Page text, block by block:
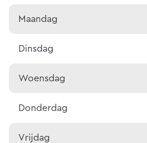
Maandag
Dinsdag
Woensdag
Donderdag
Vrijdag